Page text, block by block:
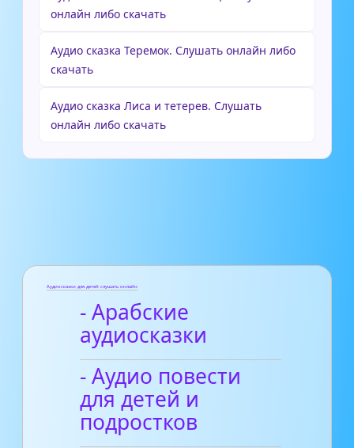
онлайн либо скачать
Аудио сказка Теремок. Слушать онлайн либо
скачать
Аудио сказка Лиса и тетерев. Слушать
онлайн либо скачать
Аудиосказки для детей слушать онлайн
- Арабские
аудиосказки
- Аудио повести
для детей и
подростков